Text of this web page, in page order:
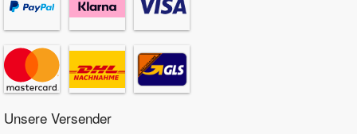
Unsere Versender